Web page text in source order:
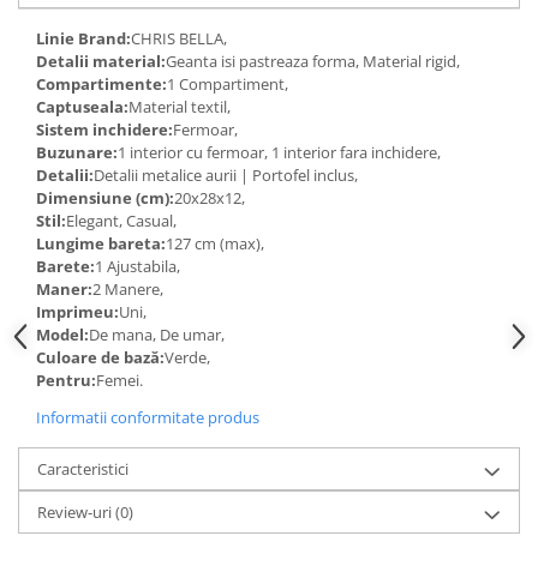
Linie Brand:CHRIS BELLA,
Detalii material:Geanta isi pastreaza forma, Material rigid,
Compartimente:1 Compartiment,
Captuseala:Material textil,
Sistem inchidere:Fermoar,
Buzunare:1 interior cu fermoar, 1 interior fara inchidere,
Detalii:Detalii metalice aurii | Portofel inclus,
Dimensiune (cm):20x28x12,
Stil:Elegant, Casual,
Lungime bareta:127 cm (max),
Barete:1 Ajustabila,
Maner:2 Manere,
Imprimeu:Uni,
Model:De mana, De umar,
Culoare de bază:Verde,
Pentru:Femei.
Informatii conformitate produs
Caracteristici
Review-uri(0)